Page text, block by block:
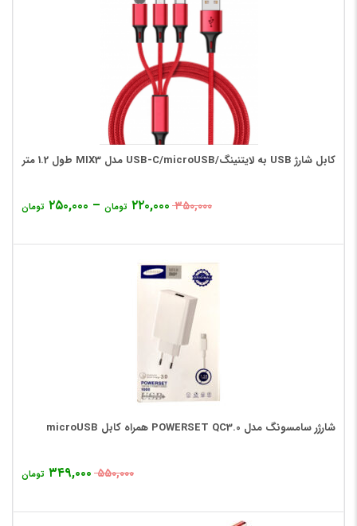
کابل شارژ USB به لایتنینگ/USB-C/microUSB مدل MIX3 طول 1.2 متر
۳۵۰,۰۰۰ ۲۲۰,۰۰۰ تومان – ۲۵۰,۰۰۰ تومان
شارژر سامسونگ مدل POWERSET QC3.0 همراه کابل microUSB
۵۵۰,۰۰۰ ۳۴۹,۰۰۰ تومان